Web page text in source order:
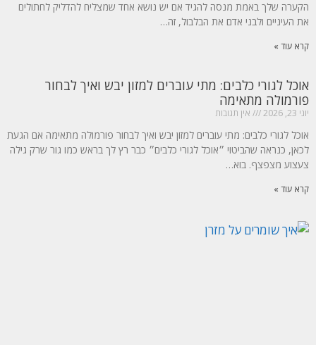
הקערה שלך באמת מנסה להגיד אם יש נושא אחד שמצליח להדליק לחתולים
את העיניים ולבני אדם את הבלבול, זה…
קרא עוד »
אוכל לגורי כלבים: מתי עוברים למזון יבש ואיך לבחור
פורמולה מתאימה
יוני 23, 2026 אין תגובות
אוכל לגורי כלבים: מתי עוברים למזון יבש ואיך לבחור פורמולה מתאימה אם הגעת
לכאן, כנראה שהביטוי ״אוכל לגורי כלבים״ כבר רץ לך בראש כמו גור שרק גילה
צעצוע מצפצף. בוא…
קרא עוד »